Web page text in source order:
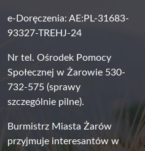
e-Doręczenia: AE:PL-31683-
93327-TREHJ-24
Nr tel. Ośrodek Pomocy
Społecznej w Żarowie 530-
732-575 (sprawy
szczególnie pilne).
Burmistrz Miasta Żarów
przyjmuje interesantów w